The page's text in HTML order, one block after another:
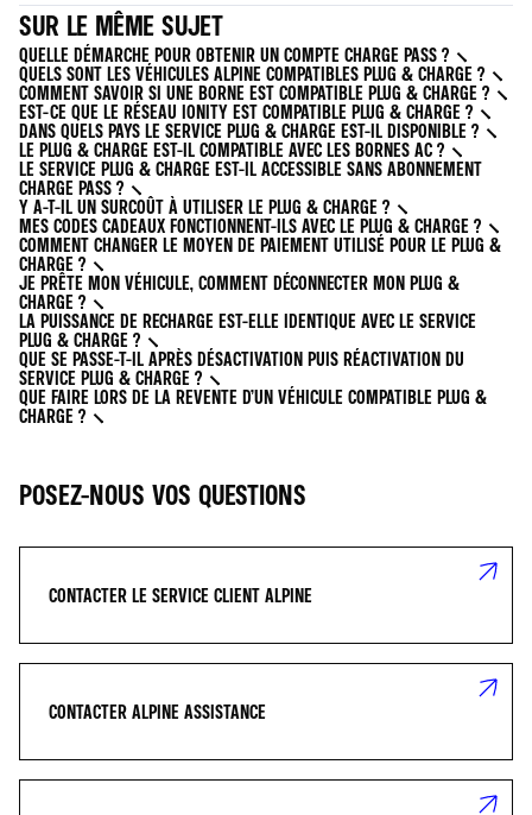
SUR LE MÊME SUJET
QUELLE DÉMARCHE POUR OBTENIR UN COMPTE CHARGE PASS ?
QUELS SONT LES VÉHICULES ALPINE COMPATIBLES PLUG & CHARGE ?
COMMENT SAVOIR SI UNE BORNE EST COMPATIBLE PLUG & CHARGE ?
EST-CE QUE LE RÉSEAU IONITY EST COMPATIBLE PLUG & CHARGE ?
DANS QUELS PAYS LE SERVICE PLUG & CHARGE EST-IL DISPONIBLE ?
LE PLUG & CHARGE EST-IL COMPATIBLE AVEC LES BORNES AC ?
LE SERVICE PLUG & CHARGE EST-IL ACCESSIBLE SANS ABONNEMENT
CHARGE PASS ?
Y A-T-IL UN SURCOÛT À UTILISER LE PLUG & CHARGE ?
MES CODES CADEAUX FONCTIONNENT-ILS AVEC LE PLUG & CHARGE ?
COMMENT CHANGER LE MOYEN DE PAIEMENT UTILISÉ POUR LE PLUG &
CHARGE ?
JE PRÊTE MON VÉHICULE, COMMENT DÉCONNECTER MON PLUG &
CHARGE ?
LA PUISSANCE DE RECHARGE EST-ELLE IDENTIQUE AVEC LE SERVICE
PLUG & CHARGE ?
QUE SE PASSE-T-IL APRÈS DÉSACTIVATION PUIS RÉACTIVATION DU
SERVICE PLUG & CHARGE ?
QUE FAIRE LORS DE LA REVENTE D’UN VÉHICULE COMPATIBLE PLUG &
CHARGE ?
POSEZ-NOUS VOS QUESTIONS
CONTACTER LE SERVICE CLIENT ALPINE
CONTACTER ALPINE ASSISTANCE